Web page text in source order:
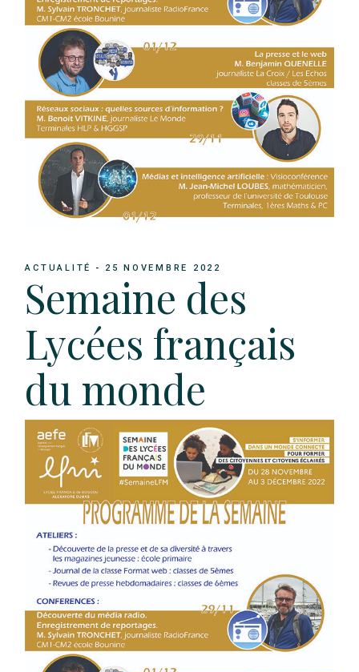
ACTUALITÉ 25 NOVEMBRE 2022
Semaine des
Lycées français
du monde